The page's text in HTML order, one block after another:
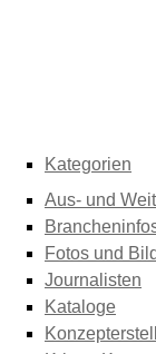
Kategorien
Aus- und
Fotos und
Journalisten
Kataloge